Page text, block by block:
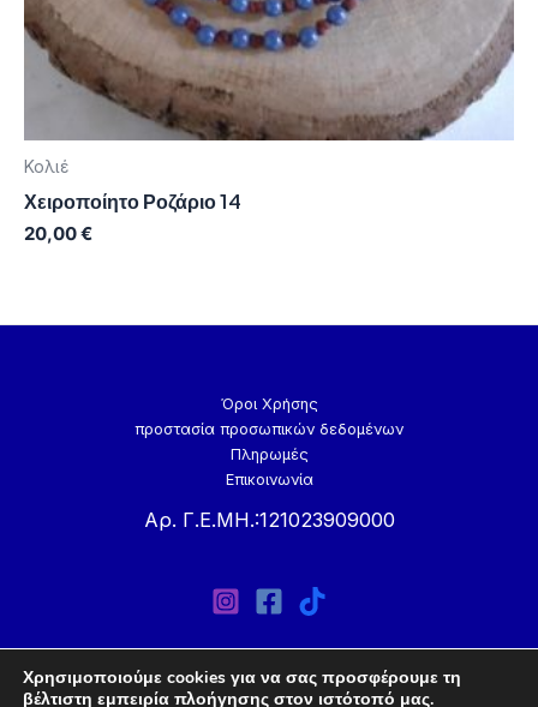
Κολιέ
Χειροποίητο Ροζάριο 14
20,00€
Όροι Χρήσης
προστασία προσωπικών δεδομένων
Πληρωμές
Επικοινωνία
Αρ. Γ.Ε.ΜΗ.:121023909000
Χρησιμοποιούμε cookies για να σας προσφέρουμε τη
βέλτιστη εμπειρία πλοήγησης στον ιστότοπό μας.